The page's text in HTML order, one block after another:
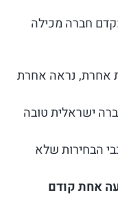
חברה מכילה
אחרת, נראה אחרת
ישראלית טובה
הבחירות שלא
אחת קודם